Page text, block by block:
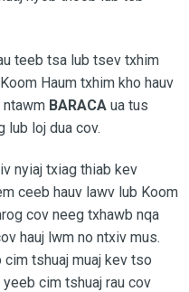
teeb tsa lub tsev txhim
Haum txhim kho hauv
ntawm BARACA ua tus
lub loj dua cov.
nyiaj txiag thiab kev
ceeb hauv lawv lub Koom
cov neeg txhawb nqa
hauj lwm no ntxiv mus.
tshuaj muaj kev tso
cim tshuaj rau cov